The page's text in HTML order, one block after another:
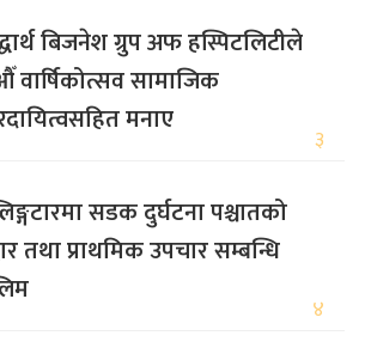
बिजनेश ग्रुप अफ हस्पिटलिटीले
वार्षिकोत्सव सामाजिक
मनाए
३
सडक दुर्घटना पश्चातको
तथा प्राथमिक उपचार सम्बन्धि
४